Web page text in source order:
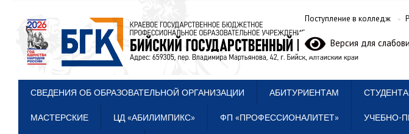
Поступление в колледж
Версия для
СВЕДЕНИЯ ОБ ОБРАЗОВАТЕЛЬНОЙ ОРГАНИЗАЦИИ АБИТУРИЕНТАМ
МАСТЕРСКИЕ ЦД «АБИЛИМПИКС» ФП «ПРОФЕССИОНАЛИТЕТ» УЧЕБНО-